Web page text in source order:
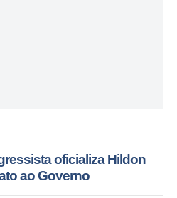
oficializa Hildon
ao Governo